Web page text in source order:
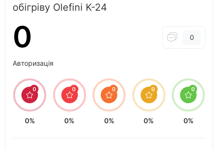
обігріву Olefini K-24
0 0
Авторизація
0
0%
0
0%
0
0%
0
0%
0
0%